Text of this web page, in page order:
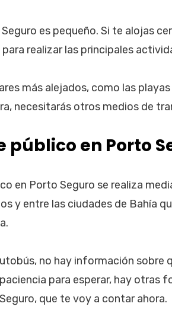
es pequeño. Si te alojas
realizar las principales
más alejados, como las
necesitarás otros medios de
público en Porto
en Porto Seguro se realiza
y entre las ciudades de Bahía
no hay información sobre
para esperar, hay otras
que te voy a contar ahora.